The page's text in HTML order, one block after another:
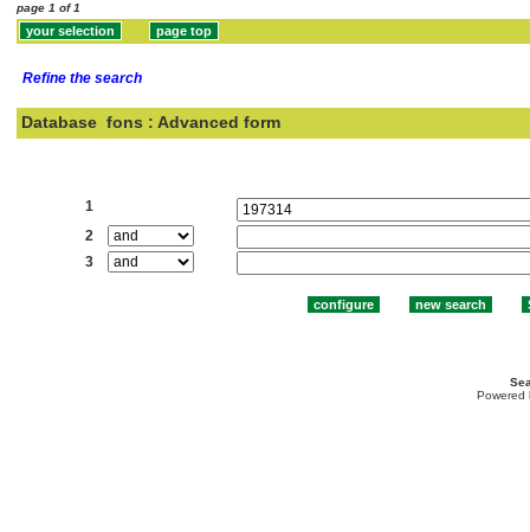
page 1 of 1
Refine the search
Database fons : Advanced form
1
2
3